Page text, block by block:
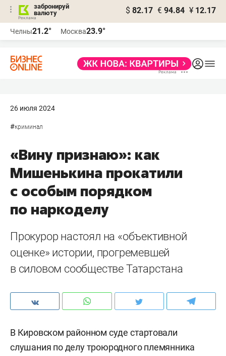
забронируй
валюту
$ 82.17 € 94.84 ¥ 12.17
Челны21.2° Москва23.9°
26 июля 2024
#криминал
«Вину признаю»: как
Мишенькина прокатили
с особым порядком
по наркоделу
Прокурор настоял на «объективной
оценке» истории, прогремевшей
в силовом сообществе Татарстана
В Кировском районном суде стартовали
слушания по делу троюродного племянника